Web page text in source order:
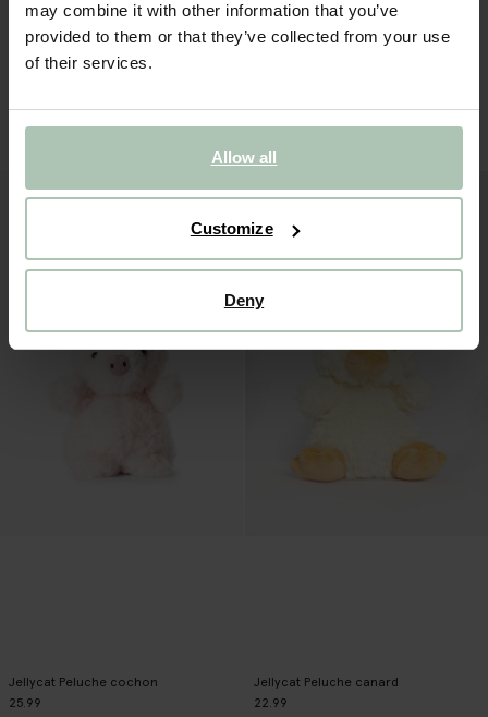
may combine it with other information that you’ve
provided to them or that they’ve collected from your use
of their services.
Allow all
Customize
Deny
Jellycat Peluche cochon
25.99
Jellycat Peluche canard
22.99